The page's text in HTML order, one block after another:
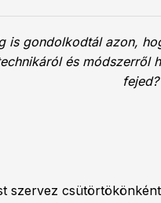
is gondolkodtál azon,
és módszerről
fejed?
szervez